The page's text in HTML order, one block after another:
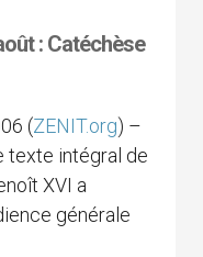
: Catéchèse
(ZENIT.org) –
texte intégral de
XVI a
générale